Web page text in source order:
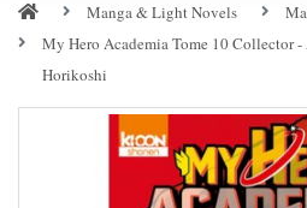
Manga & Light Novels
My Hero Academia Tome 10 Collector
Horikoshi